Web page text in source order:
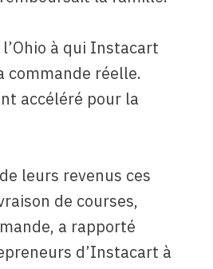
à qui Instacart
commande réelle.
accéléré pour la
leurs revenus ces
de courses,
a rapporté
d’Instacart à